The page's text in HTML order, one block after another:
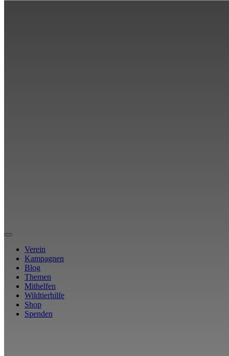
Verein
Kampagnen
Blog
Themen
Mithelfen
Wildtierhilfe
Shop
Spenden